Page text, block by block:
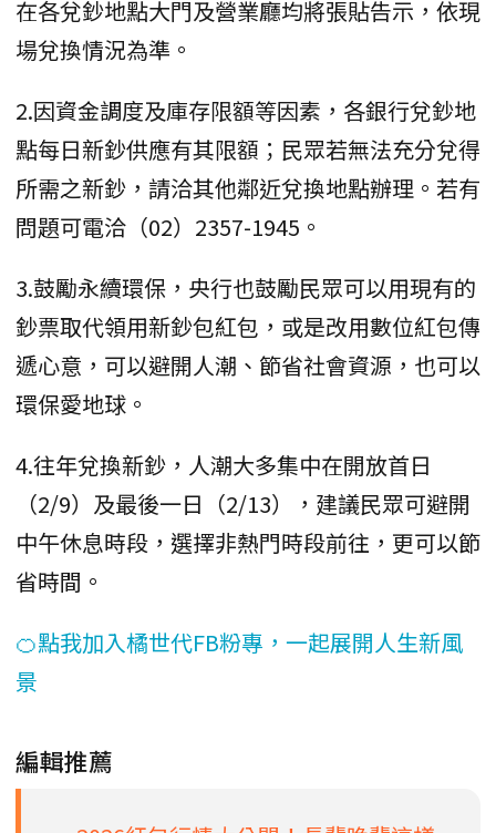
在各兌鈔地點大門及營業廳均將張貼告示，依現
場兌換情況為準。
2.因資金調度及庫存限額等因素，各銀行兌鈔地
點每日新鈔供應有其限額；民眾若無法充分兌得
所需之新鈔，請洽其他鄰近兌換地點辦理。若有
問題可電洽（02）2357-1945。
3.鼓勵永續環保，央行也鼓勵民眾可以用現有的
鈔票取代領用新鈔包紅包，或是改用數位紅包傳
遞心意，可以避開人潮、節省社會資源，也可以
環保愛地球。
4.往年兌換新鈔，人潮大多集中在開放首日
（2/9）及最後一日（2/13），建議民眾可避開
中午休息時段，選擇非熱門時段前往，更可以節
省時間。
🍊點我加入橘世代FB粉專，一起展開人生新風
景
編輯推薦